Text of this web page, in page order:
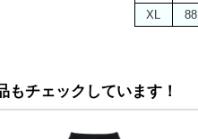
XL
88
チェックしています！